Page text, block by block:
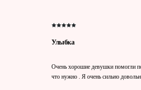
Улыбка
Очень хорошие девушки помогли
что нужно . Я очень сильно